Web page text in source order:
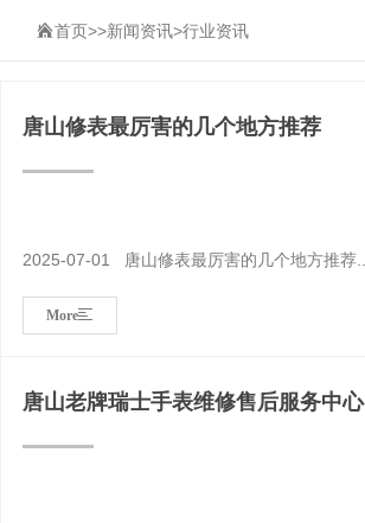
首页>>新闻资讯>行业资讯
唐山修表最厉害的几个地方推荐
2025-07-01 唐山修表最厉害的几个地方推荐...
More
唐山老牌瑞士手表维修售后服务中心